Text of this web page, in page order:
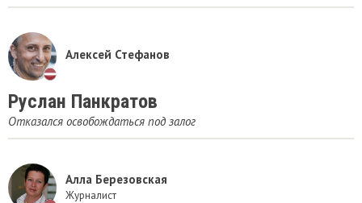
Алексей Стефанов
Руслан Панкратов
Отказался освобождаться под залог
Алла Березовская
Журналист